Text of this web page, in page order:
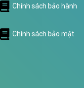
Chính sách bảo hành
Chính sách bảo mật